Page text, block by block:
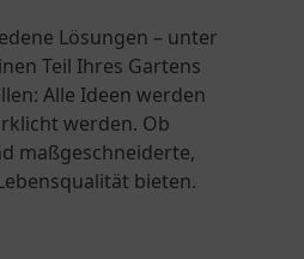
Lösungen – unter
Teil Ihres Gartens
Alle Ideen werden
werden. Ob
maßgeschneiderte,
bieten.